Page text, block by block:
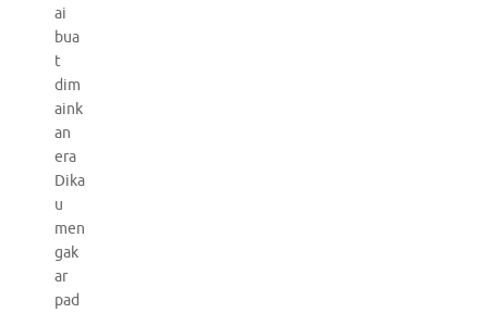
ai
bua
t
dim
aink
an
era
Dika
u
men
gak
ar
pad